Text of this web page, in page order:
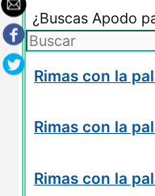
¿Buscas Apodo
Rimas con la
Rimas con la
Rimas con la